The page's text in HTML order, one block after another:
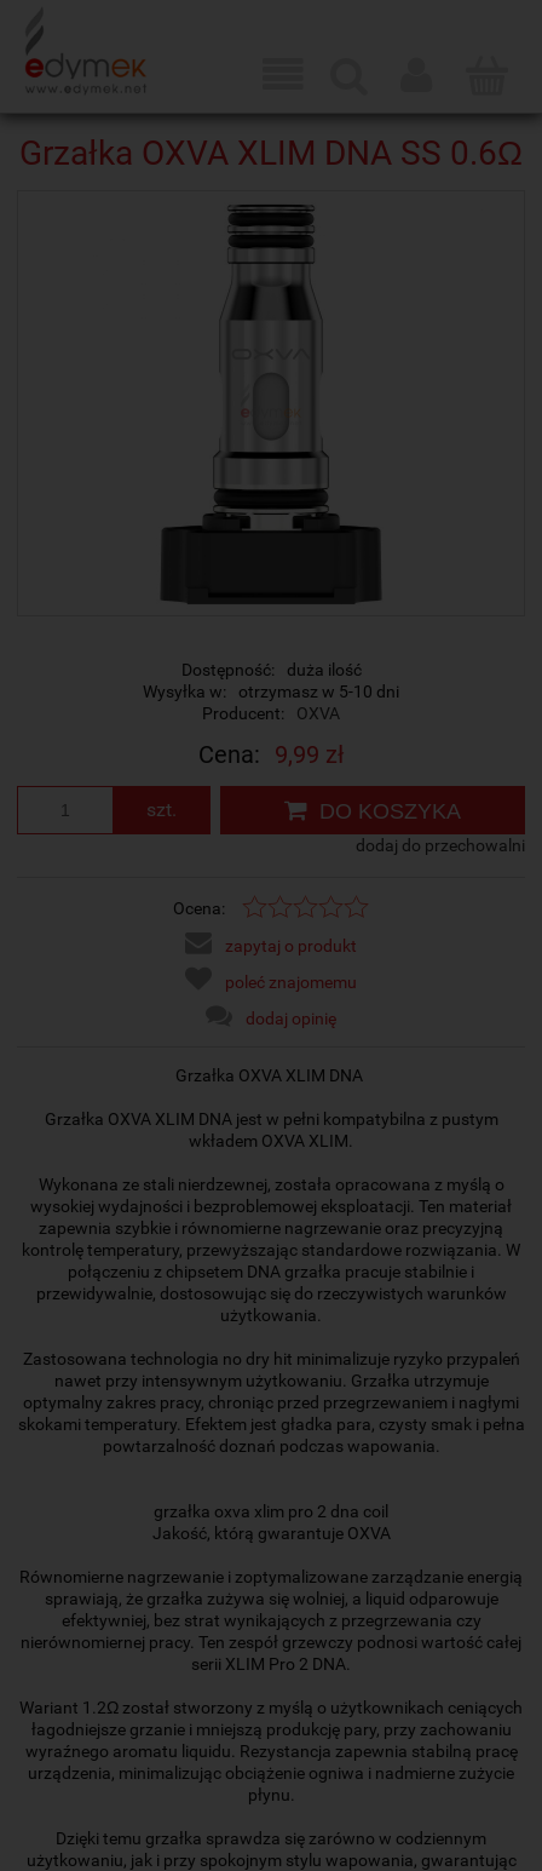
Grzałka OXVA XLIM DNA SS 0.6Ω
Dostępność:
duża ilość
Wysyłka w:
otrzymasz w 5-10 dni
Producent:
OXVA
Cena: 9,99 zł
szt. DO KOSZYKA
dodaj do przechowalni
Ocena:
zapytaj o produkt
poleć znajomemu
dodaj opinię
Grzałka OXVA XLIM DNA
Grzałka OXVA XLIM DNA jest w pełni kompatybilna z pustym
wkładem OXVA XLIM.
Wykonana ze stali nierdzewnej, została opracowana z myślą o
wysokiej wydajności i bezproblemowej eksploatacji. Ten materiał
zapewnia szybkie i równomierne nagrzewanie oraz precyzyjną
kontrolę temperatury, przewyższając standardowe rozwiązania. W
połączeniu z chipsetem DNA grzałka pracuje stabilnie i
przewidywalnie, dostosowując się do rzeczywistych warunków
użytkowania.
Zastosowana technologia no dry hit minimalizuje ryzyko przypaleń
nawet przy intensywnym użytkowaniu. Grzałka utrzymuje
optymalny zakres pracy, chroniąc przed przegrzewaniem i nagłymi
skokami temperatury. Efektem jest gładka para, czysty smak i pełna
powtarzalność doznań podczas wapowania.
grzałka oxva xlim pro 2 dna coil
Jakość, którą gwarantuje OXVA
Równomierne nagrzewanie i zoptymalizowane zarządzanie energią
sprawiają, że grzałka zużywa się wolniej, a liquid odparowuje
efektywniej, bez strat wynikających z przegrzewania czy
nierównomiernej pracy. Ten zespół grzewczy podnosi wartość całej
serii XLIM Pro 2 DNA.
Wariant 1.2Ω został stworzony z myślą o użytkownikach ceniących
łagodniejsze grzanie i mniejszą produkcję pary, przy zachowaniu
wyraźnego aromatu liquidu. Rezystancja zapewnia stabilną pracę
urządzenia, minimalizując obciążenie ogniwa i nadmierne zużycie
płynu.
Dzięki temu grzałka sprawdza się zarówno w codziennym
użytkowaniu, jak i przy spokojnym stylu wapowania, gwarantując